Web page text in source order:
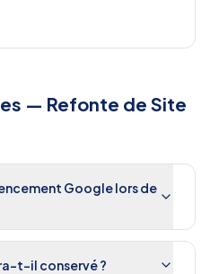
— Refonte de Site
Google lors de
t-il conservé ?